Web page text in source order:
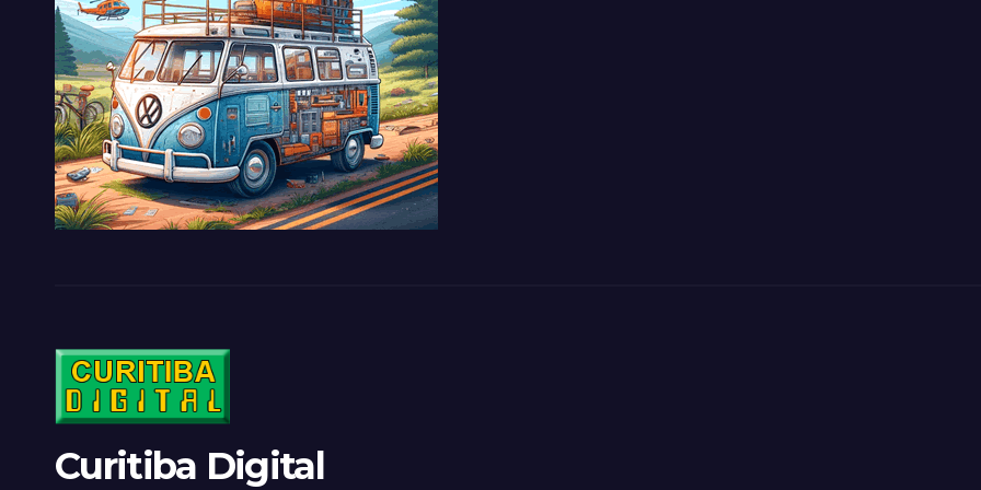
Curitiba Digital